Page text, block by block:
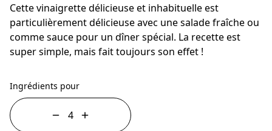
Cette vinaigrette délicieuse et inhabituelle est
particulièrement délicieuse avec une salade fraîche ou
comme sauce pour un dîner spécial. La recette est
super simple, mais fait toujours son effet !
Ingrédients pour